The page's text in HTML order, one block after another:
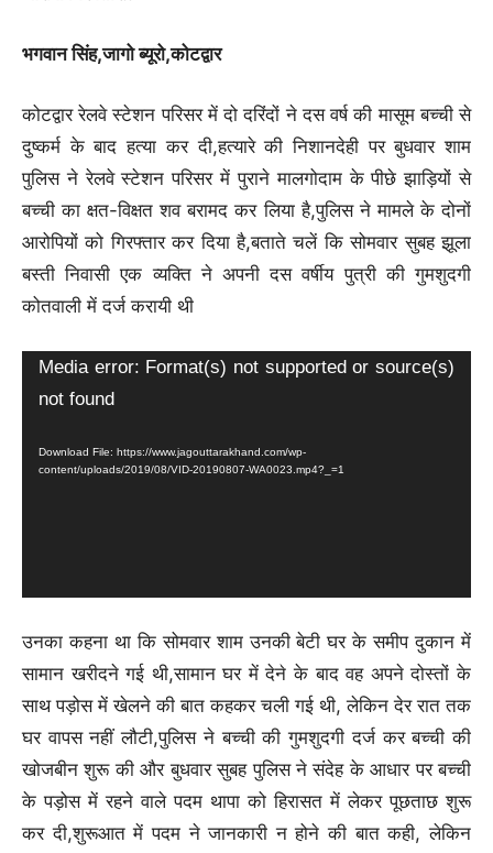
भगवान सिंह,जागो ब्यूरो,कोटद्वार
कोटद्वार रेलवे स्टेशन परिसर में दो दरिंदों ने दस वर्ष की मासूम बच्ची से
दुष्कर्म के बाद हत्या कर दी,हत्यारे की निशानदेही पर बुधवार शाम
पुलिस ने रेलवे स्टेशन परिसर में पुराने मालगोदाम के पीछे झाड़ियों से
बच्ची का क्षत-विक्षत शव बरामद कर लिया है,पुलिस ने मामले के दोनों
आरोपियों को गिरफ्तार कर दिया है,बताते चलें कि सोमवार सुबह झूला
बस्ती निवासी एक व्यक्ति ने अपनी दस वर्षीय पुत्री की गुमशुदगी
कोतवाली में दर्ज करायी थी
Video
Player
Media error: Format(s) not supported or source(s)
not found
Download File: https://www.jagouttarakhand.com/wp-
content/uploads/2019/08/VID-20190807-WA0023.mp4?_=1
उनका कहना था कि सोमवार शाम उनकी बेटी घर के समीप दुकान में
सामान खरीदने गई थी,सामान घर में देने के बाद वह अपने दोस्तों के
साथ पड़ोस में खेलने की बात कहकर चली गई थी, लेकिन देर रात तक
घर वापस नहीं लौटी,पुलिस ने बच्ची की गुमशुदगी दर्ज कर बच्ची की
खोजबीन शुरू की और बुधवार सुबह पुलिस ने संदेह के आधार पर बच्ची
के पड़ोस में रहने वाले पदम थापा को हिरासत में लेकर पूछताछ शुरू
कर दी,शुरूआत में पदम ने जानकारी न होने की बात कही, लेकिन